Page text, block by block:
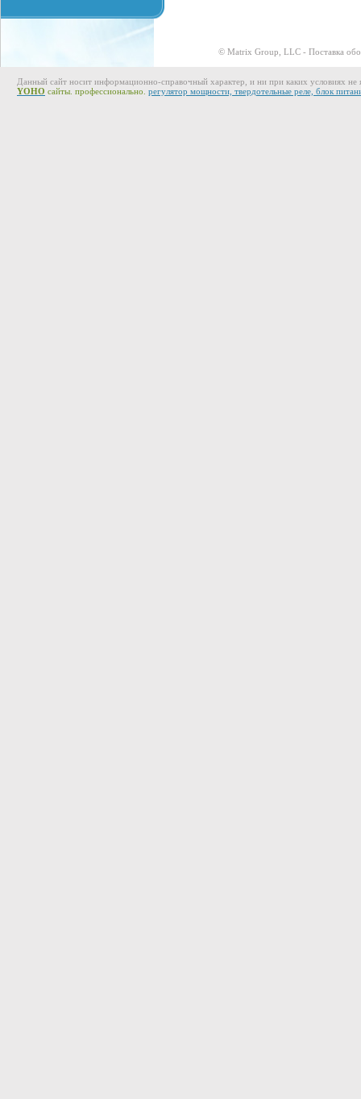
© Matrix Group, LLC - Поставка
Данный сайт носит информационно-справочный характер, и ни при каких условиях не
YOHO сайты. профессионально. регулятор мощности, твердотельные реле, блок